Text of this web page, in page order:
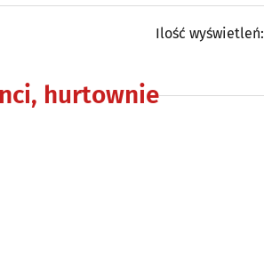
Ilość wyświetleń:
hurtownie